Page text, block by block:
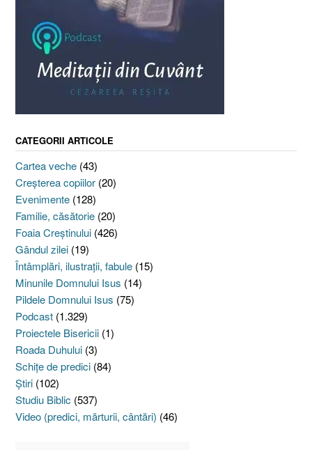
CATEGORII ARTICOLE
Cartea veche (43)
Creşterea copiilor (20)
Evenimente (128)
Familie, căsătorie (20)
Foaia Creştinului (426)
Gândul zilei (19)
Întâmplări, ilustraţii, fabule (15)
Minunile Domnului Isus (14)
Pildele Domnului Isus (75)
Podcast (1.329)
Proiectele Bisericii (1)
Roada Duhului (3)
Schiţe de predici (84)
Ştiri (102)
Studiu Biblic (537)
Video (predici, mărturii, cântări) (46)